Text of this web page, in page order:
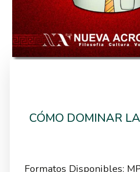
CÓMO DOMINAR
Formatos Disponibles: